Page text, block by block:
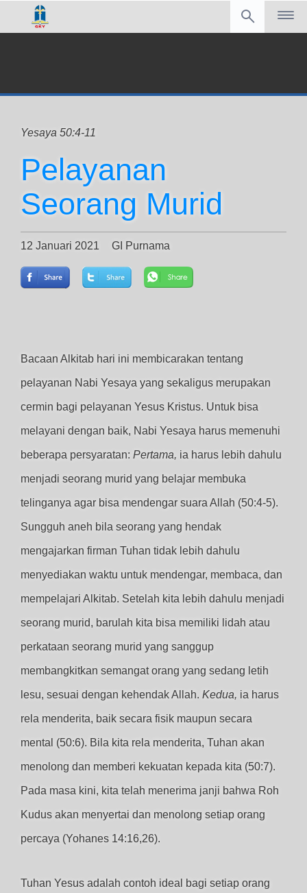
Yesaya 50:4-11
Pelayanan
Seorang Murid
12 Januari 2021 GI Purnama
Bacaan Alkitab hari ini membicarakan tentang
pelayanan Nabi Yesaya yang sekaligus merupakan
cermin bagi pelayanan Yesus Kristus. Untuk bisa
melayani dengan baik, Nabi Yesaya harus memenuhi
beberapa persyaratan: Pertama, ia harus lebih dahulu
menjadi seorang murid yang belajar membuka
telinganya agar bisa mendengar suara Allah (50:4-5).
Sungguh aneh bila seorang yang hendak
mengajarkan firman Tuhan tidak lebih dahulu
menyediakan waktu untuk mendengar, membaca, dan
mempelajari Alkitab. Setelah kita lebih dahulu menjadi
seorang murid, barulah kita bisa memiliki lidah atau
perkataan seorang murid yang sanggup
membangkitkan semangat orang yang sedang letih
lesu, sesuai dengan kehendak Allah. Kedua, ia harus
rela menderita, baik secara fisik maupun secara
mental (50:6). Bila kita rela menderita, Tuhan akan
menolong dan memberi kekuatan kepada kita (50:7).
Pada masa kini, kita telah menerima janji bahwa Roh
Kudus akan menyertai dan menolong setiap orang
percaya (Yohanes 14:16,26).
Tuhan Yesus adalah contoh ideal bagi setiap orang